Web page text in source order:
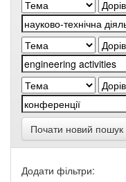
Почати новий пошук
Додати фільтри: